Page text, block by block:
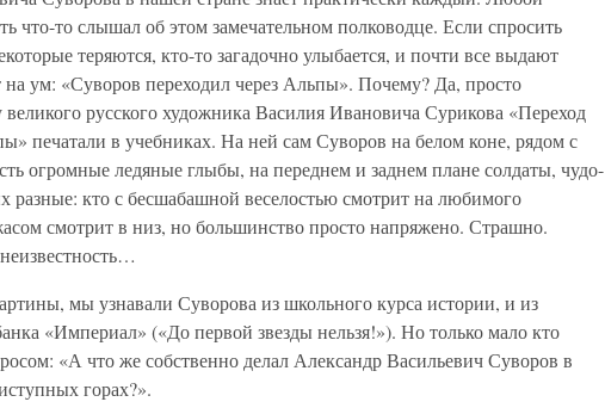
что-то слышал об этом замечательном полководце. Если спросить
теряются, кто-то загадочно улыбается, и почти все выдают
на ум: «Суворов переходил через Альпы». Почему? Да, просто
русского художника Василия Ивановича Сурикова «Переход
печатали в учебниках. На ней сам Суворов на белом коне, рядом с
огромные ледяные глыбы, на переднем и заднем плане солдаты, чудо-
разные: кто с бесшабашной веселостью смотрит на любимого
смотрит в низ, но большинство просто напряжено. Страшно.
мы узнавали Суворова из школьного курса истории, и из
«Империал» («До первой звезды нельзя!»). Но только мало кто
«А что же собственно делал Александр Васильевич Суворов в
горах?».